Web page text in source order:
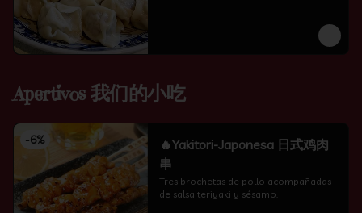
Apertivos 我们的小吃
-6%
🔥Yakitori-Japonesa 日式鸡肉
串
Tres brochetas de pollo acompañadas
de salsa teriyaki y sésamo.